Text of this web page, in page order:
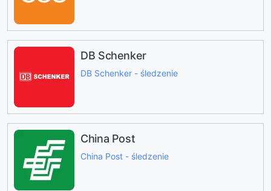
DB Schenker
DB Schenker - śledzenie
China Post
China Post - śledzenie